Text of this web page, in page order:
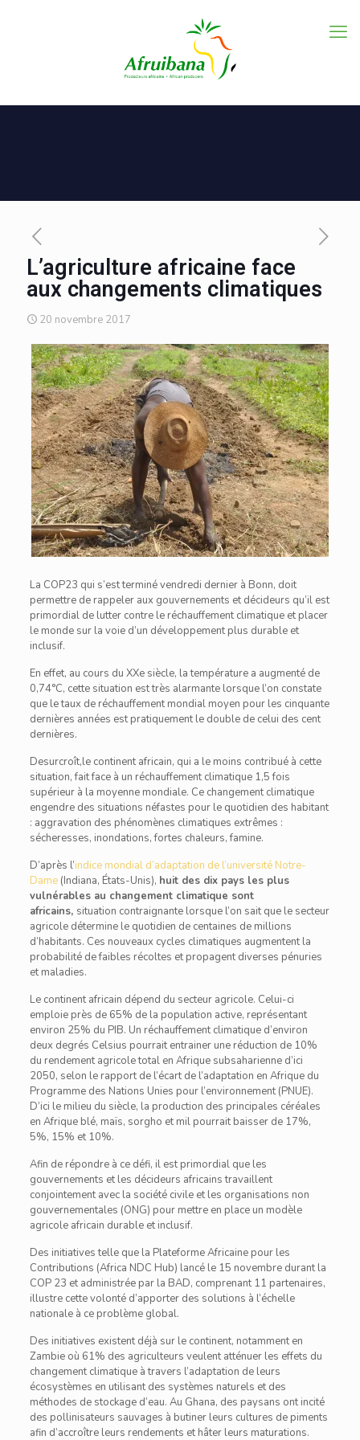
L’agriculture africaine face
aux changements climatiques
20 novembre 2017
La COP23 qui s’est terminé vendredi dernier à Bonn, doit
permettre de rappeler aux gouvernements et décideurs qu’il est
primordial de lutter contre le réchauffement climatique et placer
le monde sur la voie d’un développement plus durable et
inclusif.
En effet, au cours du XXe siècle, la température a augmenté de
0,74°C, cette situation est très alarmante lorsque l’on constate
que le taux de réchauffement mondial moyen pour les cinquante
dernières années est pratiquement le double de celui des cent
dernières.
Desurcroît,le continent africain, qui a le moins contribué à cette
situation, fait face à un réchauffement climatique 1,5 fois
supérieur à la moyenne mondiale. Ce changement climatique
engendre des situations néfastes pour le quotidien des habitant
: aggravation des phénomènes climatiques extrêmes :
sécheresses, inondations, fortes chaleurs, famine.
D’après l’indice mondial d’adaptation de l’université Notre-
Dame(Indiana, États-Unis), huit des dix pays les plus
vulnérables au changement climatique sont
africains, situation contraignante lorsque l’on sait que le secteur
agricole détermine le quotidien de centaines de millions
d’habitants. Ces nouveaux cycles climatiques augmentent la
probabilité de faibles récoltes et propagent diverses pénuries
et maladies.
Le continent africain dépend du secteur agricole. Celui-ci
emploie près de 65% de la population active, représentant
environ 25% du PIB. Un réchauffement climatique d’environ
deux degrés Celsius pourrait entrainer une réduction de 10%
du rendement agricole total en Afrique subsaharienne d’ici
2050, selon le rapport de l’écart de l’adaptation en Afrique du
Programme des Nations Unies pour l’environnement (PNUE).
D’ici le milieu du siècle, la production des principales céréales
en Afrique blé, maïs, sorgho et mil pourrait baisser de 17%,
5%, 15% et 10%.
Afin de répondre à ce défi, il est primordial que les
gouvernements et les décideurs africains travaillent
conjointement avec la société civile et les organisations non
gouvernementales (ONG) pour mettre en place un modèle
agricole africain durable et inclusif.
Des initiatives telle que la Plateforme Africaine pour les
Contributions (Africa NDC Hub) lancé le 15 novembre durant la
COP 23 et administrée par la BAD, comprenant 11 partenaires,
illustre cette volonté d’apporter des solutions à l’échelle
nationale à ce problème global.
Des initiatives existent déjà sur le continent, notamment en
Zambie où 61% des agriculteurs veulent atténuer les effets du
changement climatique à travers l’adaptation de leurs
écosystèmes en utilisant des systèmes naturels et des
méthodes de stockage d’eau. Au Ghana, des paysans ont incité
des pollinisateurs sauvages à butiner leurs cultures de piments
afin d’accroître leurs rendements et hâter leurs maturations.